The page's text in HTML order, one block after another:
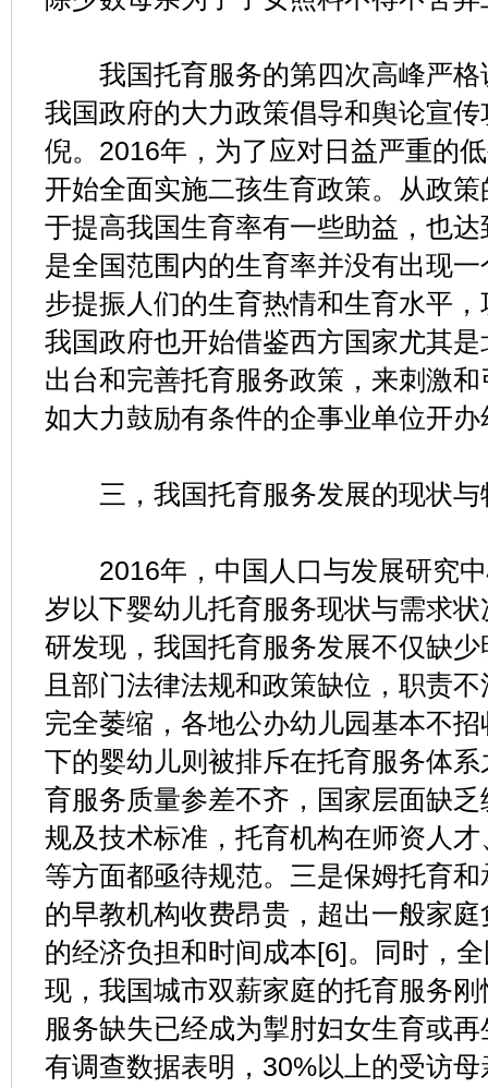
我国托育服务的第四次高峰严格
我国政府的大力政策倡导和舆论宣
倪。2016年，为了应对日益严重的
开始全面实施二孩生育政策。从政
于提高我国生育率有一些助益，也
是全国范围内的生育率并没有出现
步提振人们的生育热情和生育水平
我国政府也开始借鉴西方国家尤其
出台和完善托育服务政策，来刺激
如大力鼓励有条件的企事业单位开
三，我国托育服务发展的现状与
2016年，中国人口与发展研究中
岁以下婴幼儿托育服务现状与需求
研发现，我国托育服务发展不仅缺
且部门法律法规和政策缺位，职责
完全萎缩，各地公办幼儿园基本不
下的婴幼儿则被排斥在托育服务体
育服务质量参差不齐，国家层面缺
规及技术标准，托育机构在师资人
等方面都亟待规范。三是保姆托育
的早教机构收费昂贵，超出一般家
的经济负担和时间成本[6]。同时，
现，我国城市双薪家庭的托育服务
服务缺失已经成为掣肘妇女生育或
有调查数据表明，30%以上的受访